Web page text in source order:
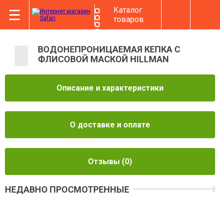
Каталог
товаров
ВОДОНЕПРОНИЦАЕМАЯ КЕПКА С
ФЛИСОВОЙ МАСКОЙ HILLMAN
Описание и характеристики
О доставке и оплате
Отзывы (0)
НЕДАВНО ПРОСМОТРЕННЫЕ